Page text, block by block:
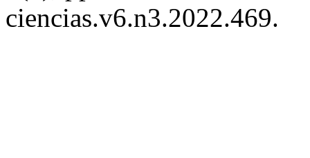
ciencias.v6.n3.2022.469.